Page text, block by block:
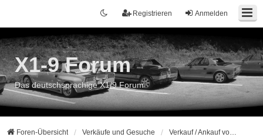
Anmelden
Registrieren
X1-9 Forum
Das deutschsprachige X1/9 Forum
Foren-Übersicht Verkäufe und Gesuche Verkauf / Ankauf von Komplettfahrzeugen